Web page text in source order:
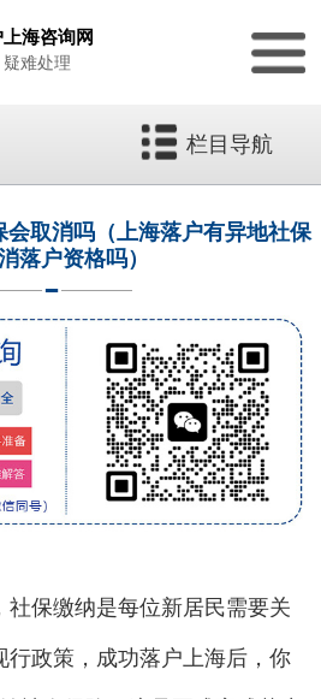
海咨询网
难处理
栏目导航
取消吗（上海落户有异地社保
落户资格吗）
保缴纳是每位新居民需要关
行政策，成功落户上海后，你